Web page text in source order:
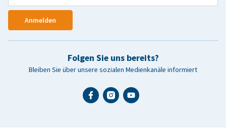
Anmelden
Folgen Sie uns bereits?
Bleiben Sie über unsere sozialen Medienkanäle informiert